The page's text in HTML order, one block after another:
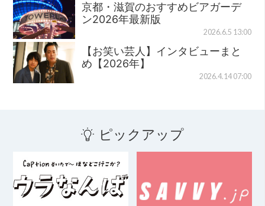
京都・滋賀のおすすめビアガーデ
ン2026年最新版
2026.6.5 13:00
【お笑い芸人】インタビューまと
め【2026年】
2026.4.14 07:00
ピックアップ